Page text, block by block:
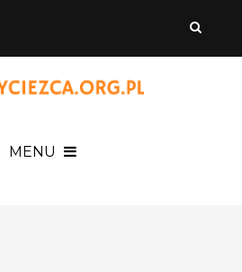
MENU